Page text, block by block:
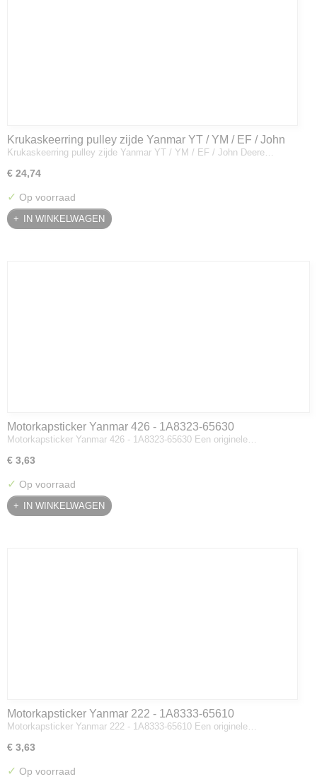
Krukaskeerring pulley zijde Yanmar YT / YM / EF / John
Deere - 119934-01800
Krukaskeerring pulley zijde Yanmar YT / YM / EF / John Deere…
€ 24,74
✓ Op voorraad
IN WINKELWAGEN
Motorkapsticker Yanmar 426 - 1A8323-65630
Motorkapsticker Yanmar 426 - 1A8323-65630 Een originele…
€ 3,63
✓ Op voorraad
IN WINKELWAGEN
Motorkapsticker Yanmar 222 - 1A8333-65610
Motorkapsticker Yanmar 222 - 1A8333-65610 Een originele…
€ 3,63
✓ Op voorraad